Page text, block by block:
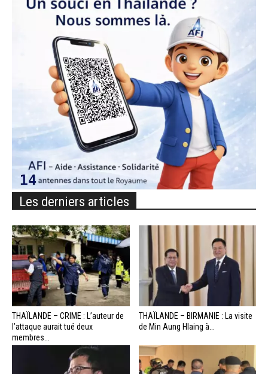
Les derniers articles
THAÏLANDE – CRIME : L’auteur de
l’attaque aurait tué deux
membres...
THAÏLANDE – BIRMANIE : La visite
de Min Aung Hlaing à...